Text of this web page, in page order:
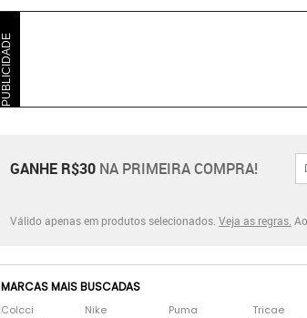
PUBLICIDADE
GANHE R$30 NA PRIMEIRA COMPRA!
Válido apenas em produtos selecionados. Veja as regras.
MARCAS MAIS BUSCADAS
Colcci
Nike
Puma
Tricae